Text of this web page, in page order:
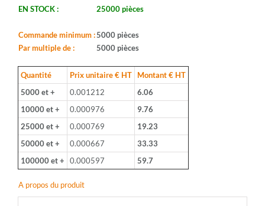
1%
Boitier:
0603
Valeur:
316ohm
-
Tol.:
1%
-
Puis.:
1/10W-
S
REEL
EN STOCK : 25000 pièces
Commande minimum :5000 pièces
Par multiple de :
5000 pièces
Quantité Prix unitaire € HT
Montant € HT
5000 et +
0.001212
6.06
10000 et +
0.000976
9.76
25000 et +
0.000769
19.23
50000 et +
0.000667
33.33
100000 et +
0.000597 59.7
A propos du produit